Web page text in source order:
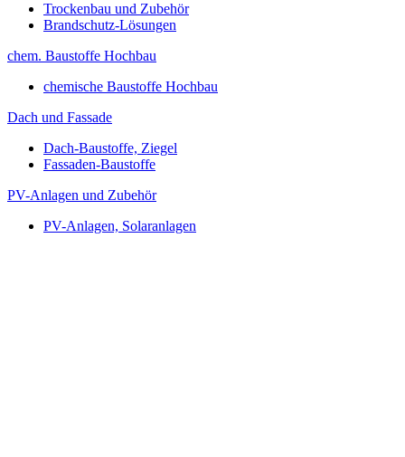
Trockenbau und Zubehör
Brandschutz-Lösungen
chem. Baustoffe Hochbau
chemische Baustoffe Hochbau
Dach und Fassade
Dach-Baustoffe, Ziegel
Fassaden-Baustoffe
PV-Anlagen und Zubehör
PV-Anlagen, Solaranlagen